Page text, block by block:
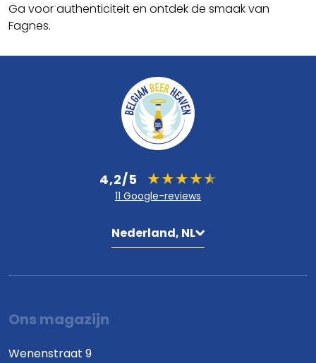
Ga voor authenticiteit en ontdek de smaak van
Fagnes.
4,2/5
11 Google-reviews
Nederland, NL
Ons magazijn
Wenenstraat 9